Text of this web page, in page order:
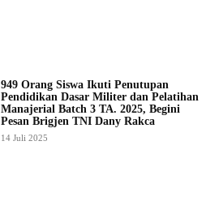
949 Orang Siswa Ikuti Penutupan
Pendidikan Dasar Militer dan Pelatihan
Manajerial Batch 3 TA. 2025, Begini
Pesan Brigjen TNI Dany Rakca
14 Juli 2025